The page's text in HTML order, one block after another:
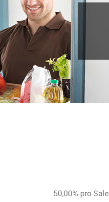
50,00% pro Sale